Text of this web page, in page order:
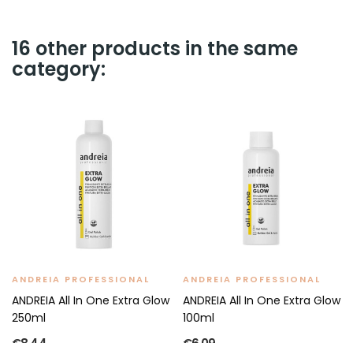
16 other products in the same
category:
ANDREIA PROFESSIONAL
ANDREIA All In One Extra Glow
250ml
ANDREIA PROFESSIONAL
ANDREIA All In One Extra Glow
100ml